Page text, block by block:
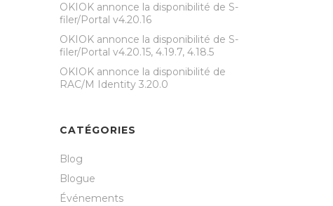
OKIOK annonce la disponibilité de S-
filer/Portal v4.20.16
OKIOK annonce la disponibilité de S-
filer/Portal v4.20.15, 4.19.7, 4.18.5
OKIOK annonce la disponibilité de
RAC/M Identity 3.20.0
CATÉGORIES
Blog
Blogue
Événements